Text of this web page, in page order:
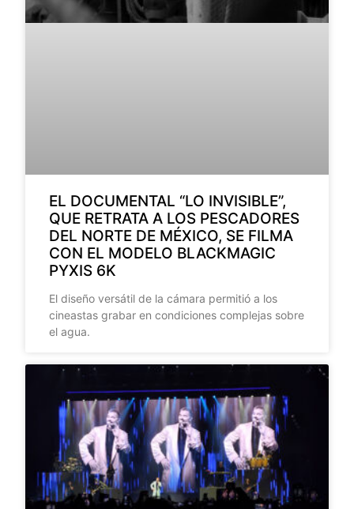
EL DOCUMENTAL “LO INVISIBLE”,
QUE RETRATA A LOS PESCADORES
DEL NORTE DE MÉXICO, SE FILMA
CON EL MODELO BLACKMAGIC
PYXIS 6K
El diseño versátil de la cámara permitió a los
cineastas grabar en condiciones complejas sobre
el agua.